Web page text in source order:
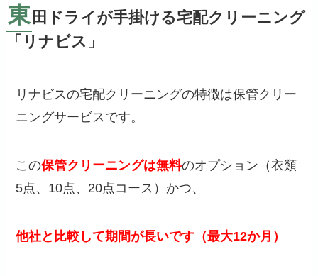
東 田ドライが手掛ける宅配クリーニング
「リナビス」
リナビスの宅配クリーニングの特徴は保管クリー
ニングサービスです。
この保管クリーニングは無料のオプション（衣類
5点、10点、20点コース）かつ、
他社と比較して期間が長いです（最大12か月）